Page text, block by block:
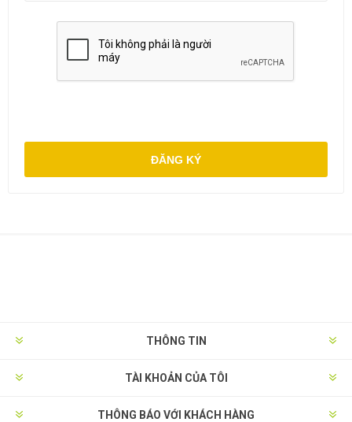
ĐĂNG KÝ
THÔNG TIN
TÀI KHOẢN CỦA TÔI
THÔNG BÁO VỚI KHÁCH HÀNG